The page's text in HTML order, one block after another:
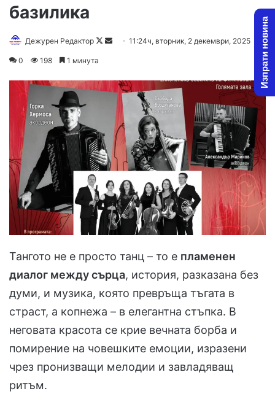
базилика
Дежурен Редактор
Follow
Send11:24ч, вторник, 2 декември, 2025
0 198 1 минута
Тангото не е просто танц – то е пламенен
диалог между сърца, история, разказана без
думи, и музика, която превръща тъгата в
страст, а копнежа – в елегантна стъпка. В
неговата красота се крие вечната борба и
помирение на човешките емоции, изразени
чрез пронизващи мелодии и завладяващ
ритъм.
Изпрати новина